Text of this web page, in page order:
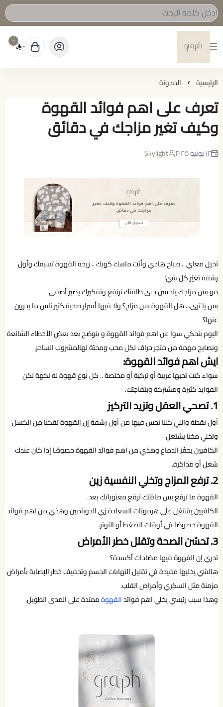
graph Roastery
٠ ٠
الرئيسية المدونة
تعرف على اهم فوائد القهوة
وكيف تغير مزاجك في دقائق
١٢ يونيو ٢٠٢٥ Skylight
تخيل معاي .. صباح هادي وأنت ماسك كوبك .. ريحة القهوة تسبقك وأول
رشفة تغيّر كل شي!
مو بس مزاجك يتحسن حتى طاقتك ترتفع وتفكيرك يصير أصفى.
بس يا ترى... هل القهوة بس مزاج؟ ولا فيها أسرار صحية كثير ناس ما يدرون
عنها؟
اليوم بنحكي سوا عن اهم فوائد القهوة و بنوضح بعد بعض الأخطاء الشائعة
ونصايح مهمة من متجر جراف لكل محب ومحبّة لهالمشروب الساحر.
ايش اهم فوائد القهوة:
سواء كنت تحبها عربية أو تركية أو مختصة .. كل نوع قهوة له نكهة لكن
الفوايد كثيرة ومشتركة وبتفاجئك.
1. تصحي العقل وتزيد التركيز
أول نقطة واللي كلنا نحس فيها من أول رشفة إن القهوة تفكنا من الكسل
وتخلي مخنا يشتغل.
الكافيين يحفّز الدماغ وهذي من اهم فوائد القهوة خصوصًا إذا كان عندك
شغل أو مذاكرة.
2. ترفع المزاج وتخلي النفسية زين
القهوة ما ترفع بس طاقتك ترفع معنوياتك بعد.
الكافيين يشتغل على هرمونات السعادة زي الدوبامين وهذي من اهم فوائد
القهوة خصوصًا في أوقات الضغط أو التوتر.
3. تحسّن الصحة وتقلل خطر الأمراض
تدري إن القهوة فيها مضادات أكسدة؟
هالشي يخليها مفيدة في تقليل التهابات الجسم وتخفيف خطر الإصابة بأمراض
مزمنة مثل السكري وأمراض القلب.
وهذا سبب رئيسي يخلي اهم فوائدالقهوةممتدة على المدى الطويل.